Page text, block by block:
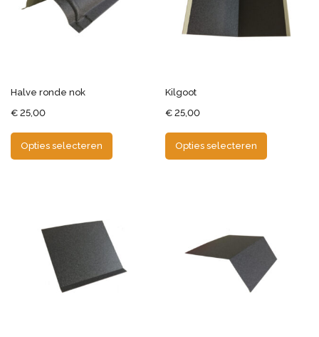
Halve ronde nok
€ 25,00
Opties selecteren
Kilgoot
€ 25,00
Opties selecteren